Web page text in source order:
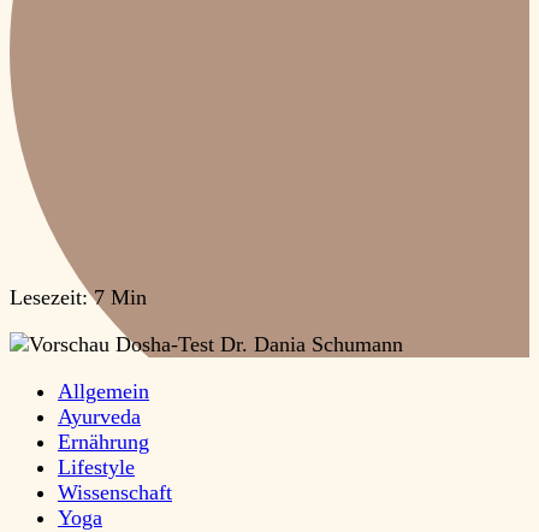
Lesezeit:7 Min
Allgemein
Ayurveda
Ernährung
Lifestyle
Wissenschaft
Yoga